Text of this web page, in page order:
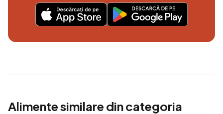
Alimente similare din categoria